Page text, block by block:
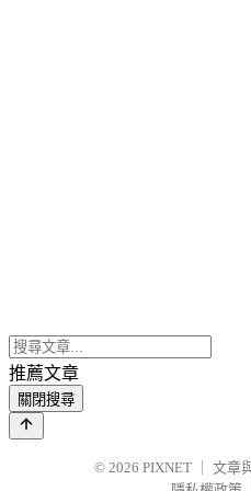
推薦文章
關閉搜尋
© 2026 PIXNET
文章